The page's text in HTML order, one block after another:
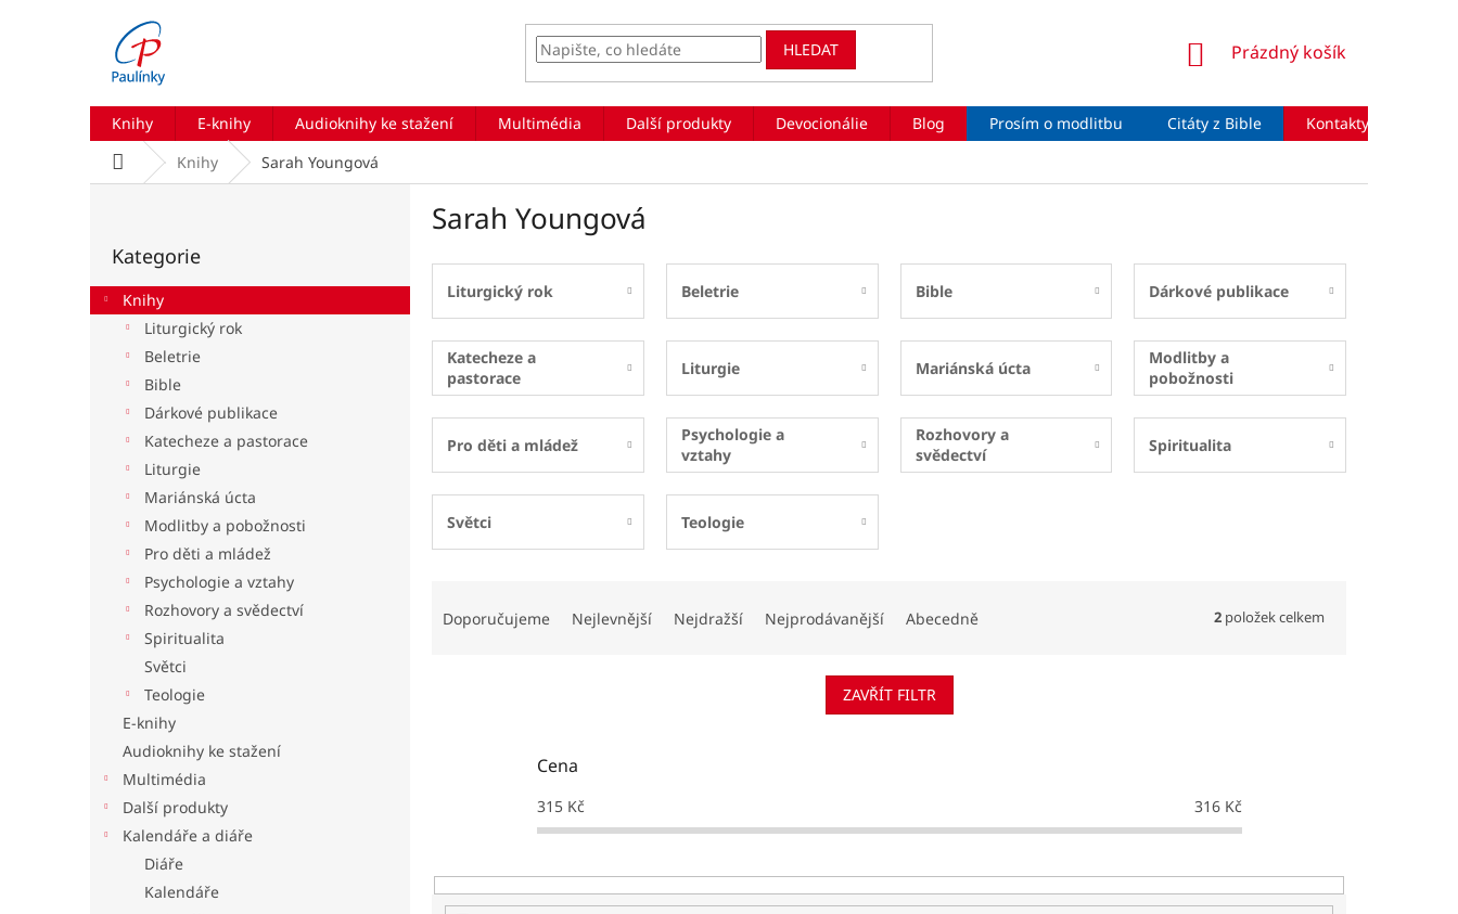
HLEDAT
NÁKUPNÍ
Prázdný košík
Knihy E-knihy Audioknihy ke stažení Multimédia Další produkty Devocionálie Blog Prosím o modlitbu Citáty z Bible Kontakty
Domů Knihy Sarah Youngová
r
a
kategorie
Kategorie
Knihy
Liturgický rok
Beletrie
Bible
Dárkové publikace
Katecheze a pastorace
Liturgie
Mariánská úcta
Modlitby a pobožnosti
Pro děti a mládež
Psychologie a vztahy
Rozhovory a svědectví
Spiritualita
Světci
Teologie
E-knihy
Audioknihy ke stažení
Multimédia
Další produkty
Kalendáře a diáře
Diáře
Kalendáře
Sarah Youngová
Liturgický rok Beletrie Bible Dárkové publikace
Katecheze a
pastorace
Liturgie Mariánská úcta
Modlitby a
pobožnosti
Pro děti a mládež
Psychologie a
vztahy
Rozhovory a
svědectví
Spiritualita
Světci Teologie
t
ů
Doporučujeme Nejlevnější Nejdražší Nejprodávanější Abecedně 2 položek celkem
ZAVŘÍT FILTR
Cena
315Kč 316Kč